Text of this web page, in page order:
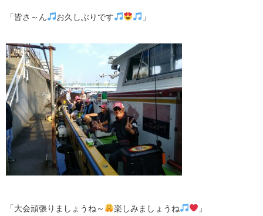
「皆さ～ん お久しぶりです 」
「大会頑張りましょうね～ 楽しみましょうね 」